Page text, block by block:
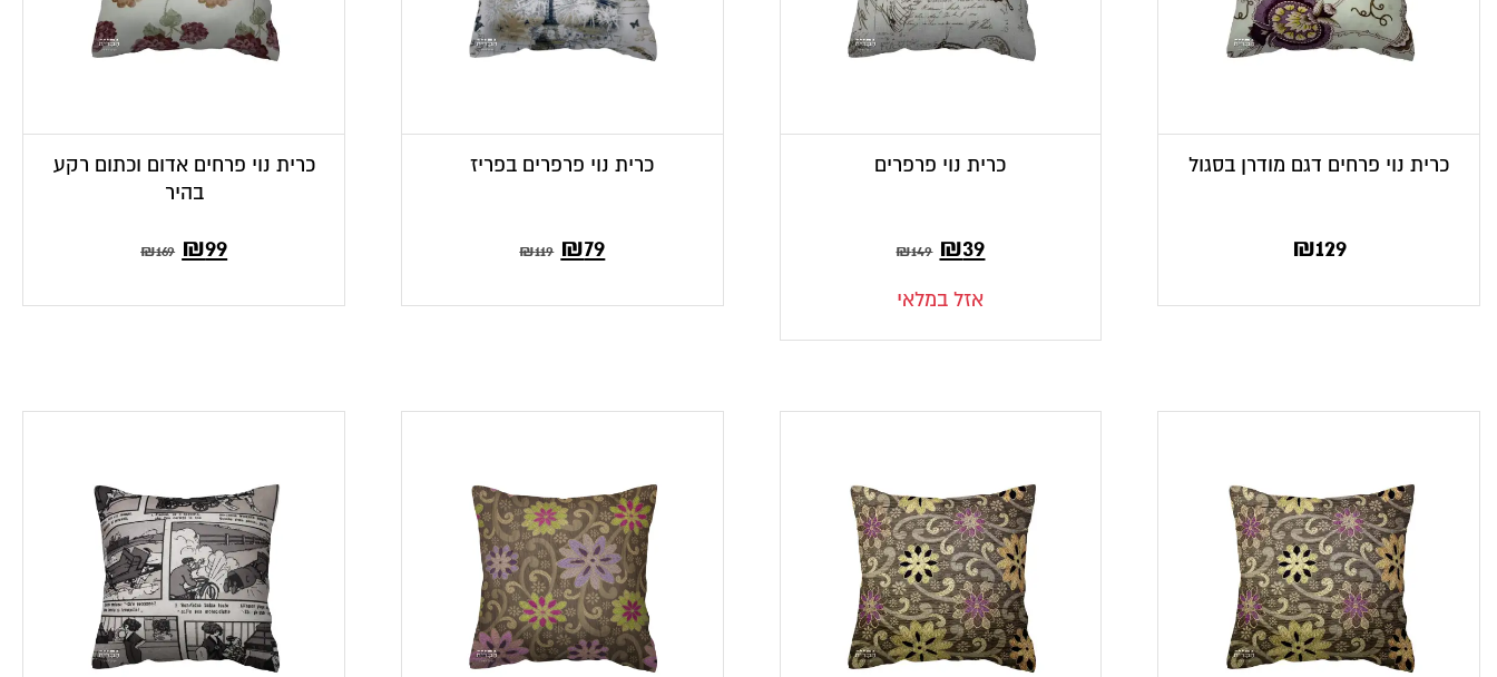
כרית נוי פרחים דגם מודרן בסגול
₪129
כרית נוי פרפרים
₪149 המחיר
המקורי
₪39המחיר
אזל במלאי
כרית נוי פרפרים בפריז
₪119 המחיר
₪79המחיר
כרית נוי פרחים אדום וכתום רקע
בהיר
₪169 המחיר
₪99המחיר